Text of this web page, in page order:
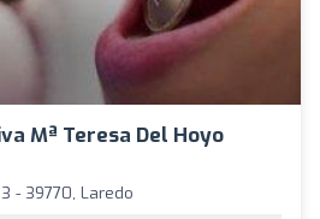
Mª Teresa Del Hoyo
- 39770, Laredo